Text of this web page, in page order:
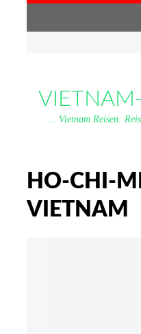
... Vietnam Reisen:
HO-CHI-
VIETNAM